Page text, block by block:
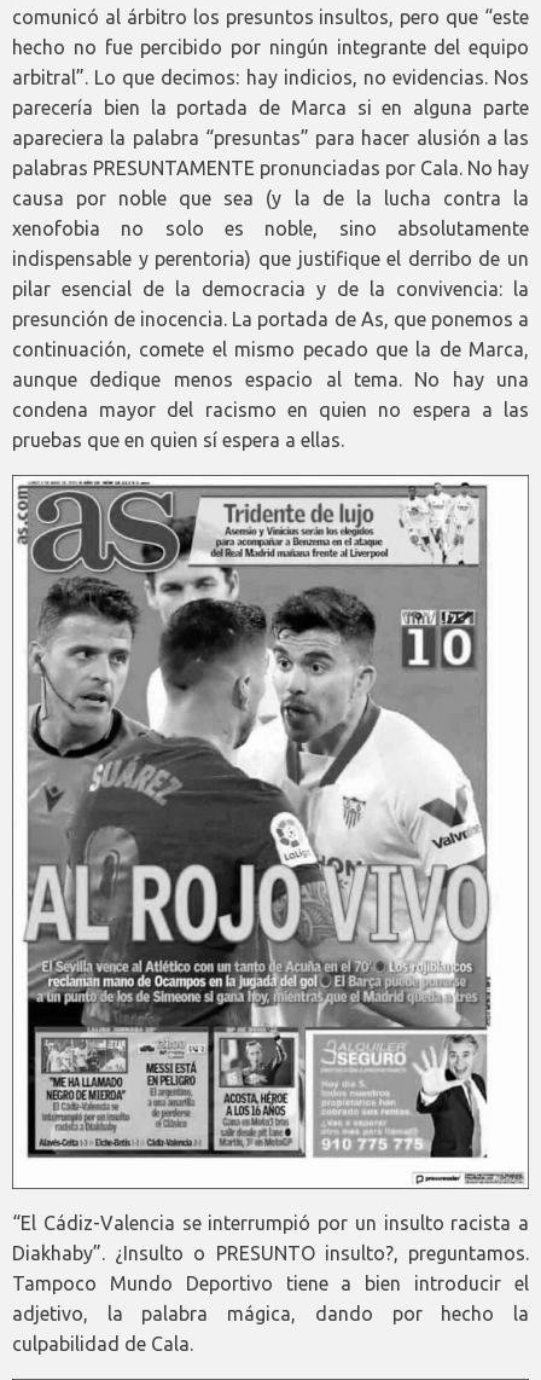
comunicó al árbitro los presuntos insultos, pero que “este
hecho no fue percibido por ningún integrante del equipo
arbitral”. Lo que decimos: hay indicios, no evidencias. Nos
parecería bien la portada de Marca si en alguna parte
apareciera la palabra “presuntas” para hacer alusión a las
palabras PRESUNTAMENTE pronunciadas por Cala. No hay
causa por noble que sea (y la de la lucha contra la
xenofobia no solo es noble, sino absolutamente
indispensable y perentoria) que justifique el derribo de un
pilar esencial de la democracia y de la convivencia: la
presunción de inocencia. La portada de As, que ponemos a
continuación, comete el mismo pecado que la de Marca,
aunque dedique menos espacio al tema. No hay una
condena mayor del racismo en quien no espera a las
pruebas que en quien sí espera a ellas.
“El Cádiz-Valencia se interrumpió por un insulto racista a
Diakhaby”. ¿Insulto o PRESUNTO insulto?, preguntamos.
Tampoco Mundo Deportivo tiene a bien introducir el
adjetivo, la palabra mágica, dando por hecho la
culpabilidad de Cala.